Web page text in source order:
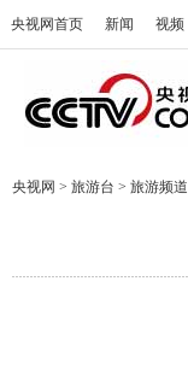
央视网首页 新闻 视频
央视网 > 旅游台 > 旅游频道